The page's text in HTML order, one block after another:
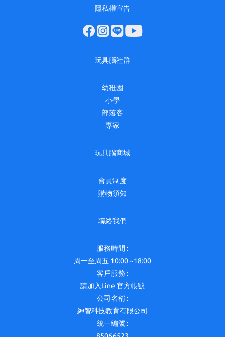
隱私權宣告
玩具腦社群
幼稚園
小學
部落客
專家
玩具腦商城
會員制度
購物須知
聯絡我們
服務時間 :
周一至周五 10:00 ~18:00
客戶服務 :
請加入Line 官方帳號
公司名稱 :
紳智科技教育有限公司
統一編號 :